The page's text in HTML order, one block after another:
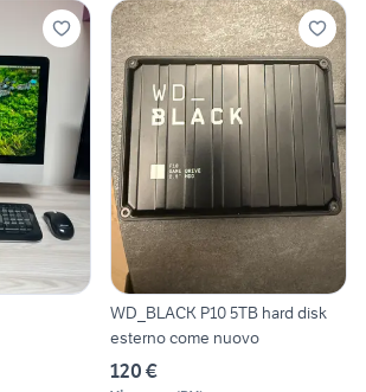
WD_BLACK P10 5TB hard disk
esterno come nuovo
120 €